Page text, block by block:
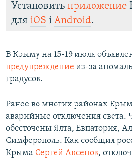
Установить приложение
для iOS і Android.
В Крыму на 15-19 июля
предупреждение из-за
градусов.
Ранее во многих районах
аварийные отключения света.
обесточены Ялта, Евпатория,
Симферополь. Как сообщил
Крыма Сергей Аксенов,